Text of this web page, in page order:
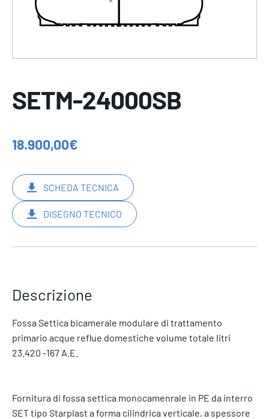
SETM-24000SB
18.900,00€
SCHEDA TECNICA
DISEGNO TECNICO
Descrizione
Fossa Settica bicamerale modulare di trattamento
primario acque reflue domestiche volume totale litri
23.420 -167 A.E.
Fornitura di fossa settica monocamenrale in PE da interro
SET tipo Starplast a forma cilindrica verticale, a spessore